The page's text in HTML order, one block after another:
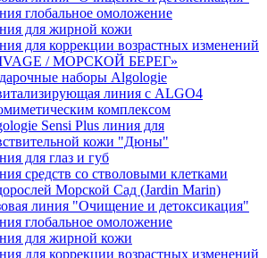
глобальное омоложение
для жирной кожи
для коррекции возрастных изменений
/ МОРСКОЙ БЕРЕГ»
наборы Algologie
линия с ALGO4
комплексом
Sensi Plus линия для
кожи "Дюны"
для глаз и губ
средств со стволовыми клетками
Морской Сад (Jardin Marin)
линия "Очищение и детоксикация"
глобальное омоложение
для жирной кожи
для коррекции возрастных изменений